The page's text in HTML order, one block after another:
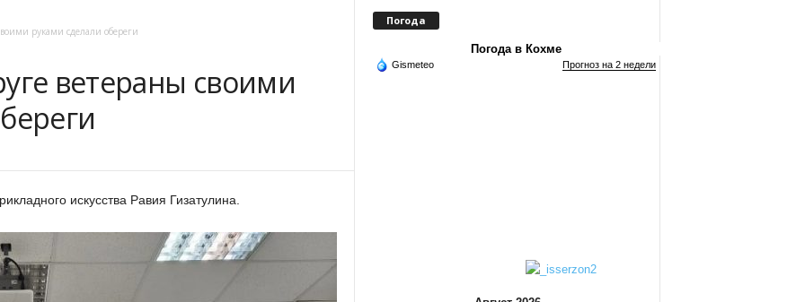
руками сделали обереги
ветераны своими
искусства Равия Гизатулина.
Погода
Погода в Кохме
Gismeteo Прогноз на 2 недели